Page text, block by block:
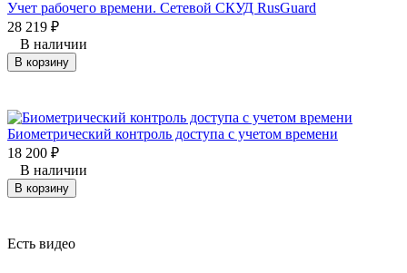
Учет рабочего времени. Сетевой СКУД RusGuard
28 219 ₽
В наличии
В корзину
Биометрический контроль доступа с учетом времени
18 200 ₽
В наличии
В корзину
Есть видео